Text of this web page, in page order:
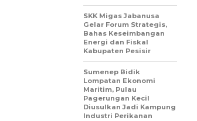
SKK Migas Jabanusa
Gelar Forum Strategis,
Bahas Keseimbangan
Energi dan Fiskal
Kabupaten Pesisir
Sumenep Bidik
Lompatan Ekonomi
Maritim, Pulau
Pagerungan Kecil
Diusulkan Jadi Kampung
Industri Perikanan